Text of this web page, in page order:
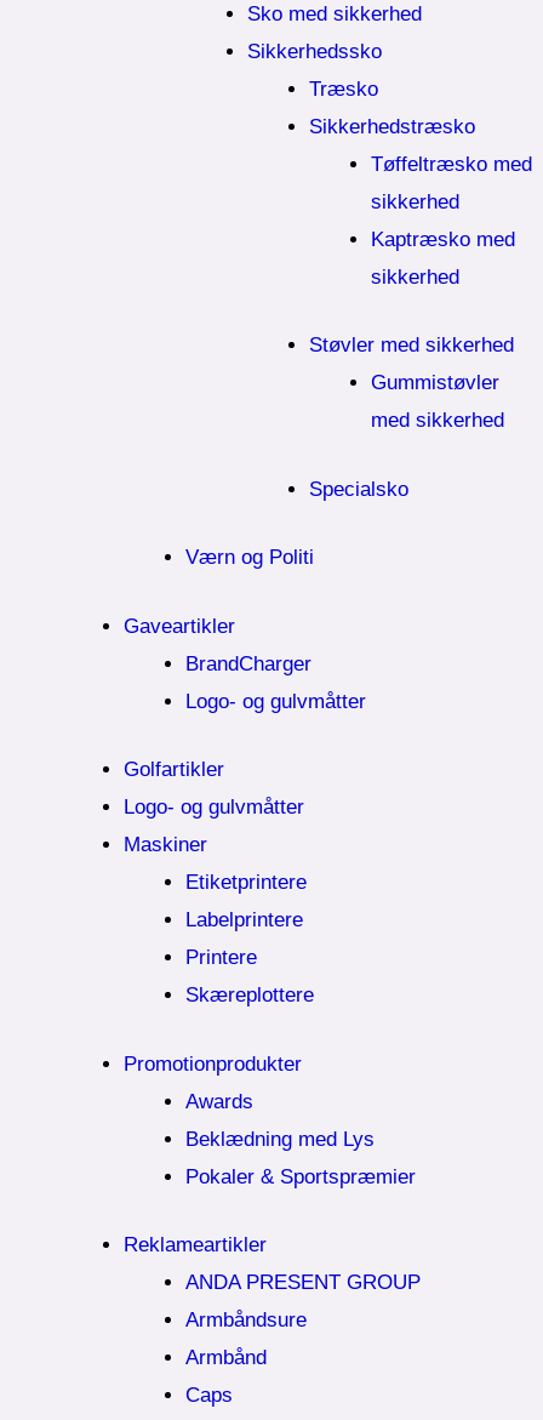
Sko med sikkerhed
Sikkerhedssko
Træsko
Sikkerhedstræsko
Tøffeltræsko med
sikkerhed
Kaptræsko med
sikkerhed
Støvler med sikkerhed
Gummistøvler
med sikkerhed
Specialsko
Værn og Politi
Gaveartikler
BrandCharger
Logo- og gulvmåtter
Golfartikler
Logo- og gulvmåtter
Maskiner
Etiketprintere
Labelprintere
Printere
Skæreplottere
Promotionprodukter
Awards
Beklædning med Lys
Pokaler & Sportspræmier
Reklameartikler
ANDA PRESENT GROUP
Armbåndsure
Armbånd
Caps